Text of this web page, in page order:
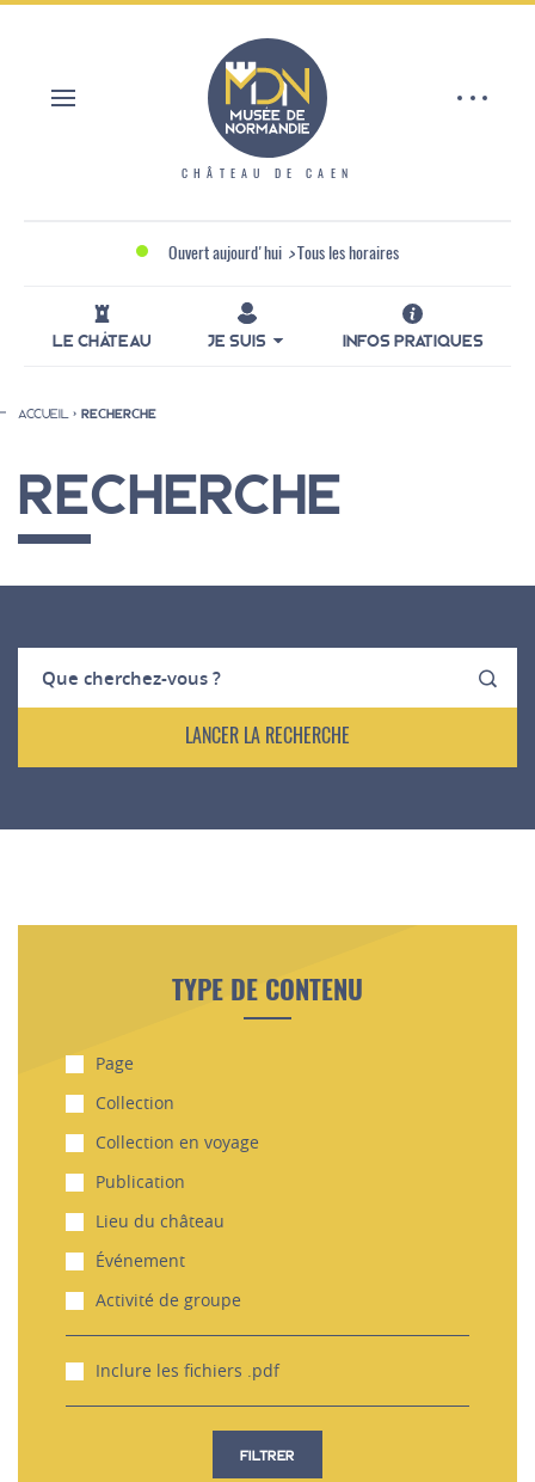
Aller
CHÂTEAU DE CAEN
Ouvert aujourd'hui > Tous les horaires
LE CHÂTEAU JE SUIS INFOS PRATIQUES
d'Ariane
ACCUEIL RECHERCHE
RECHERCHE
TYPE DE CONTENU
Page
Collection
Collection en voyage
Publication
Lieu du château
Événement
Activité de groupe
Inclure les fichiers .pdf
FILTRER
Panneau de gestion des cookies